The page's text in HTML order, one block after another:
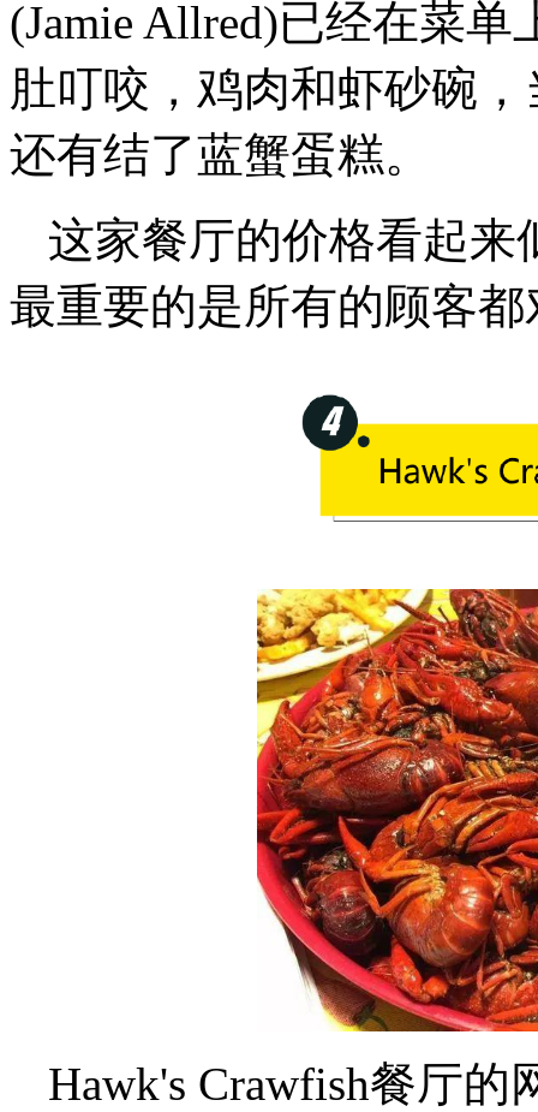
(Jamie Allred)已经在菜
肚叮咬，鸡肉和虾砂碗
还有结了蓝蟹蛋糕。
这家餐厅的价格看起来
最重要的是所有的顾客
Hawk's Crawfish餐厅